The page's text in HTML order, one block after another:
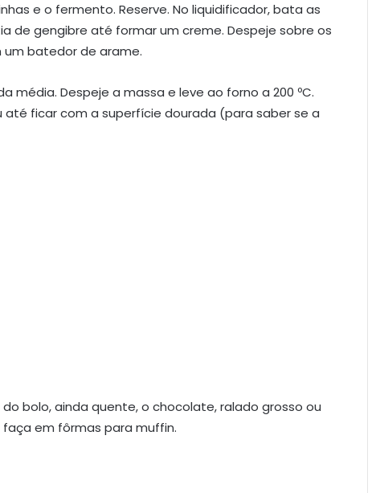
e o fermento. Reserve. No liquidificador, bata as
de gengibre até formar um creme. Despeje sobre os
batedor de arame.
média. Despeje a massa e leve ao forno a 200 ºC.
até ficar com a superfície dourada (para saber se a
do bolo, ainda quente, o chocolate, ralado grosso ou
faça em fôrmas para muffin.